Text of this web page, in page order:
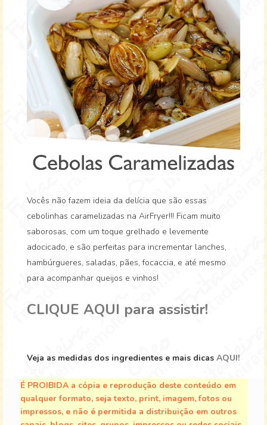
Vocês não fazem ideia da delícia que são essas
cebolinhas caramelizadas na AirFryer!!! Ficam muito
saborosas, com um toque grelhado e levemente
adocicado, e são perfeitas para incrementar lanches,
hambúrgueres, saladas, pães, focaccia, e até mesmo
para acompanhar queijos e vinhos!
CLIQUE AQUI para assistir!
Veja as medidas dos ingredientes e mais dicas AQUI!
É PROIBIDA a cópia e reprodução deste conteúdo em
qualquer formato, seja texto, print, imagem, fotos ou
impressos, e não é permitida a distribuição em outros